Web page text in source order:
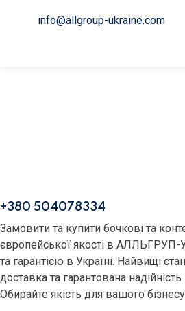
info@allgroup-ukraine.com
+380 504078334
Замовити та купити бочкові та
європейської якості в
та гарантією в Україні. Найвищі
доставка та гарантована
Обирайте якість для вашого